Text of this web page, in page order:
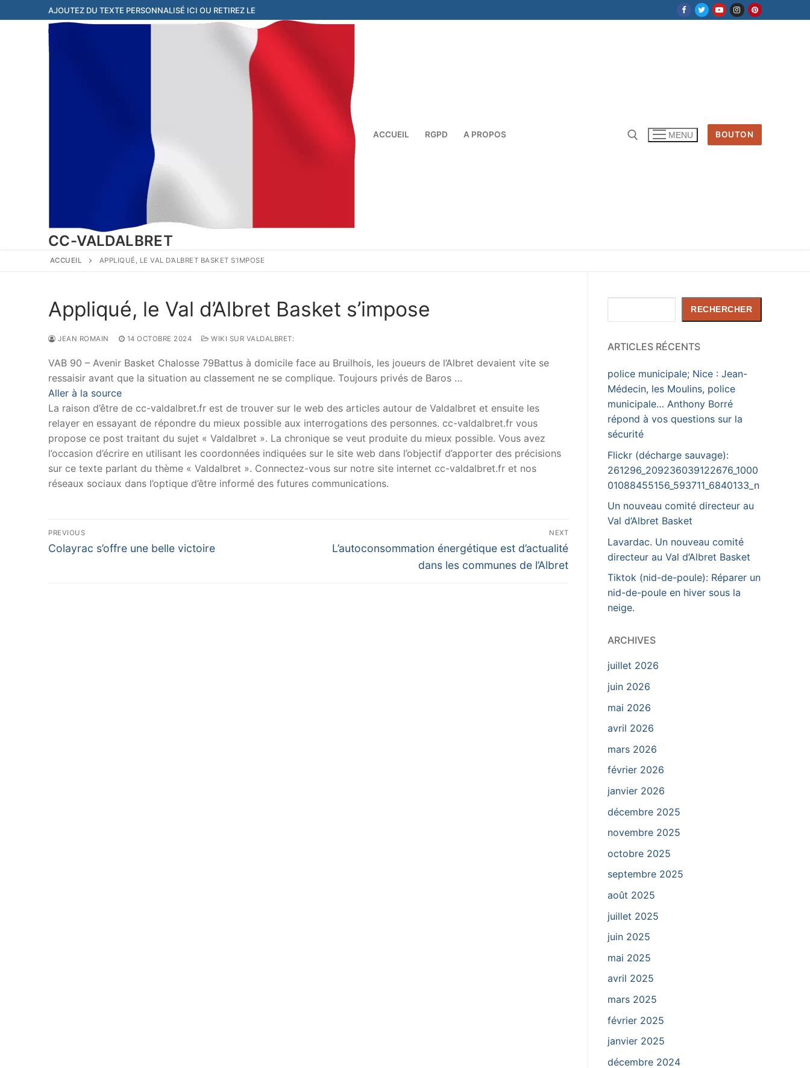
au
AJOUTEZ DU TEXTE PERSONNALISÉ ICI OU RETIREZ LE
CC-VALDALBRET
ACCUEIL RGPD A PROPOS MENU BOUTON
ACCUEIL APPLIQUÉ, LE VAL D’ALBRET BASKET S’IMPOSE
Appliqué, le Val d’Albret Basket s’impose
JEAN ROMAIN 14 OCTOBRE 2024 WIKI SUR VALDALBRET:
VAB 90 – Avenir Basket Chalosse 79Battus à domicile face au Bruilhois, les joueurs de l’Albret devaient vite se
ressaisir avant que la situation au classement ne se complique. Toujours privés de Baros …
Aller à la source
La raison d’être de cc-valdalbret.fr est de trouver sur le web des articles autour de Valdalbret et ensuite les
relayer en essayant de répondre du mieux possible aux interrogations des personnes. cc-valdalbret.fr vous
propose ce post traitant du sujet « Valdalbret ». La chronique se veut produite du mieux possible. Vous avez
l’occasion d’écrire en utilisant les coordonnées indiquées sur le site web dans l’objectif d’apporter des précisions
sur ce texte parlant du thème « Valdalbret ». Connectez-vous sur notre site internet cc-valdalbret.fr et nos
réseaux sociaux dans l’optique d’être informé des futures communications.
Navigation
de
PREVIOUS
Previous
Colayrac s’offre une belle victoire
NEXT
Next
L’autoconsommation énergétique est d’actualité
dans les communes de l’Albret
RECHERCHER
ARTICLES RÉCENTS
police municipale; Nice : Jean-
Médecin, les Moulins, police
municipale… Anthony Borré
répond à vos questions sur la
sécurité
Flickr (décharge sauvage):
261296_209236039122676_1000
01088455156_593711_6840133_n
Un nouveau comité directeur au
Val d’Albret Basket
Lavardac. Un nouveau comité
directeur au Val d’Albret Basket
Tiktok (nid-de-poule): Réparer un
nid-de-poule en hiver sous la
neige.
ARCHIVES
juillet 2026
juin 2026
mai 2026
avril 2026
mars 2026
février 2026
janvier 2026
décembre 2025
novembre 2025
octobre 2025
septembre 2025
août 2025
juillet 2025
juin 2025
mai 2025
avril 2025
mars 2025
février 2025
janvier 2025
décembre 2024